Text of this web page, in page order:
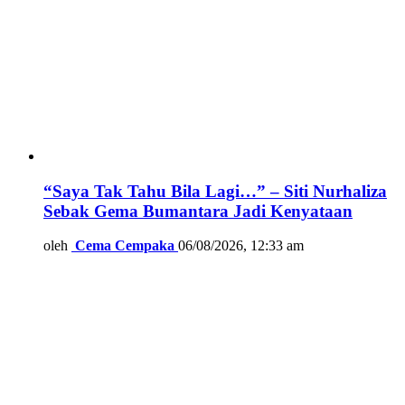
“Saya Tak Tahu Bila Lagi…” – Siti Nurhaliza
Sebak Gema Bumantara Jadi Kenyataan
oleh Cema Cempaka 06/08/2026, 12:33 am